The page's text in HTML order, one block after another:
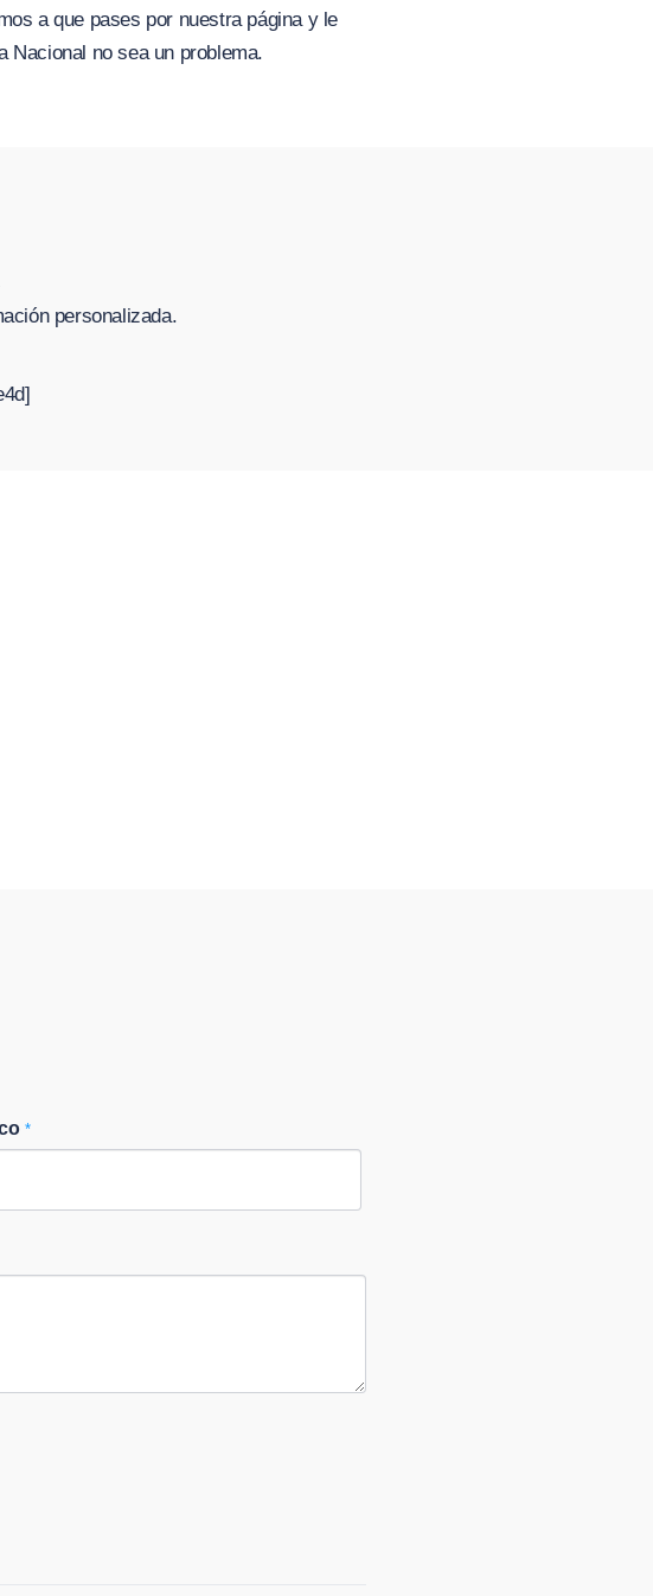
a que pases por nuestra página y le
Nacional no sea un problema.
personalizada.
*